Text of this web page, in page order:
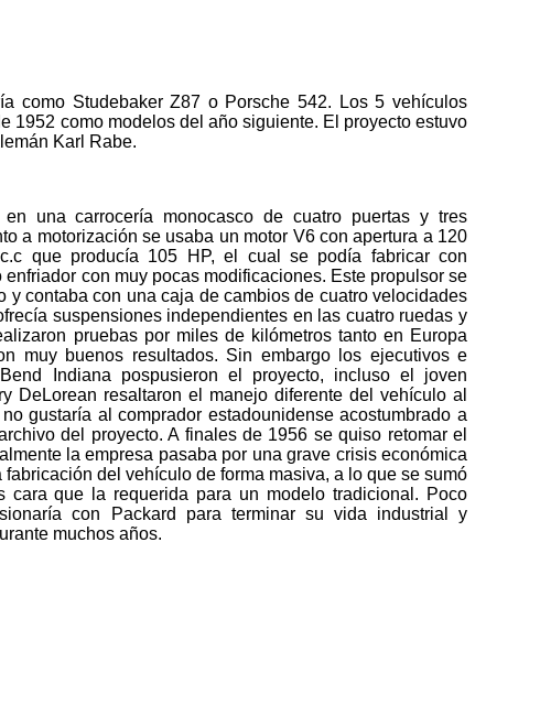
como Studebaker Z87 o Porsche 542. Los 5 vehículos
1952 como modelos del año siguiente. El proyecto estuvo
Karl Rabe.
una carrocería monocasco de cuatro puertas y tres
a motorización se usaba un motor V6 con apertura a 120
que producía 105 HP, el cual se podía fabricar con
con muy pocas modificaciones. Este propulsor se
y contaba con una caja de cambios de cuatro velocidades
suspensiones independientes en las cuatro ruedas y
pruebas por miles de kilómetros tanto en Europa
muy buenos resultados. Sin embargo los ejecutivos e
Indiana pospusieron el proyecto, incluso el joven
DeLorean resaltaron el manejo diferente del vehículo al
gustaría al comprador estadounidense acostumbrado a
del proyecto. A finales de 1956 se quiso retomar el
la empresa pasaba por una grave crisis económica
del vehículo de forma masiva, a lo que se sumó
cara que la requerida para un modelo tradicional. Poco
con Packard para terminar su vida industrial y
muchos años.